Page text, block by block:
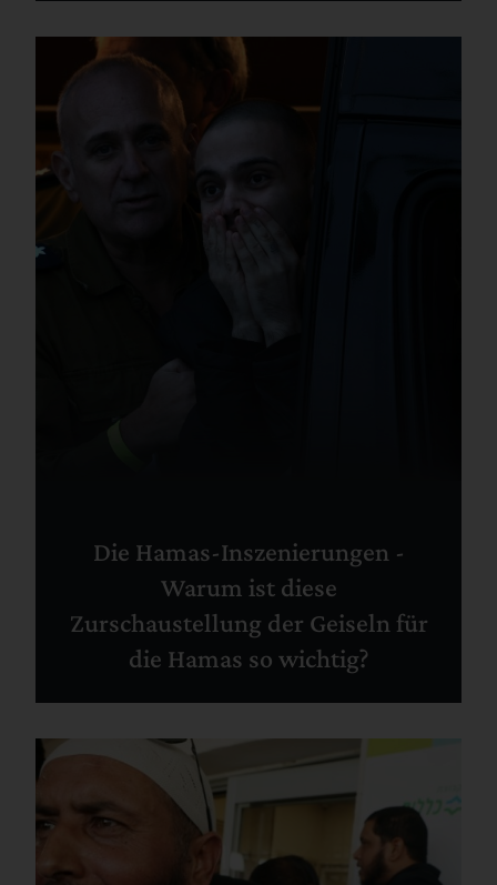
Die Hamas-Inszenierungen -
Warum ist diese
Zurschaustellung der Geiseln für
die Hamas so wichtig?